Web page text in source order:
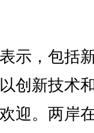
，包括
创新技术
迎。两岸